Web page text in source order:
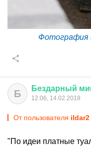
Фотография
Б Бездарный
12:06, 14.02.2018
От пользователя ildar2
"По идеи платные